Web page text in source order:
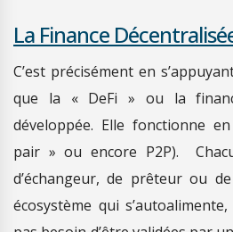
La Finance
C’est précisément en
que la « DeFi » ou la
développée. Elle fonctionne en
pair » ou encore P2P).
d’échangeur, de prêteur ou
écosystème qui